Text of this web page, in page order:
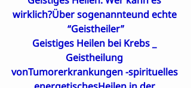
wirklich?Über sogenannteund echte
“Geistheiler”
Geistiges Heilen bei Krebs _
Geistheilung
vonTumorerkrankungen -spirituelles